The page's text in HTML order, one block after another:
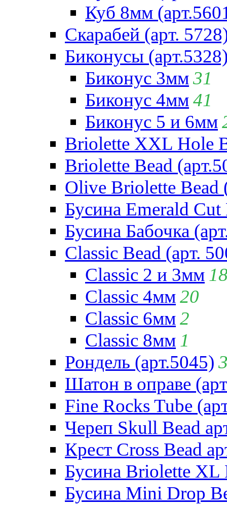
Куб 8мм
Скарабей (арт.
Биконусы
Биконус 3мм31
Биконус 4мм41
Биконус 5 и 6мм
Briolette XXL Hole
Briolette Bead
Olive Briolette Bead
Бусина Emerald Cut
Бусина Бабочка
Classic Bead (арт.
Classic 2 и 3мм
Classic 4мм20
Classic 6мм2
Classic 8мм 1
Рондель (арт.5045)
Шатон в оправе
Fine Rocks Tube
Череп Skull Bead
Крест Cross Bead
Бусина Briolette XL
Бусина Mini Drop